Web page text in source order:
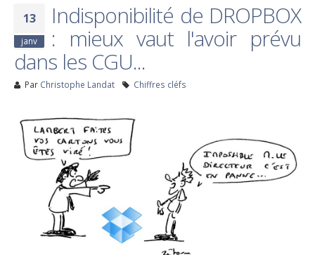
13
janv
Indisponibilité de DROPBOX
: mieux vaut l'avoir prévu
dans les CGU...
Par Christophe Landat Chiffres cléfs